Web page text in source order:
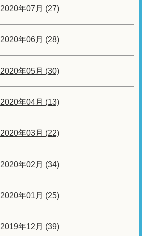
2020年07月 (27)
2020年06月 (28)
2020年05月 (30)
2020年04月 (13)
2020年03月 (22)
2020年02月 (34)
2020年01月 (25)
2019年12月 (39)